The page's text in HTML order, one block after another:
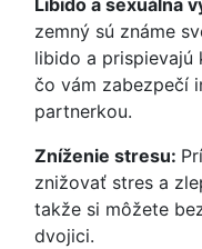
Libido a sexuálna
zemný sú známe
libido a prispievajú
čo vám zabezpečí
partnerkou.
Zníženie stresu:
znižovať stres a
takže si môžete
dvojici.